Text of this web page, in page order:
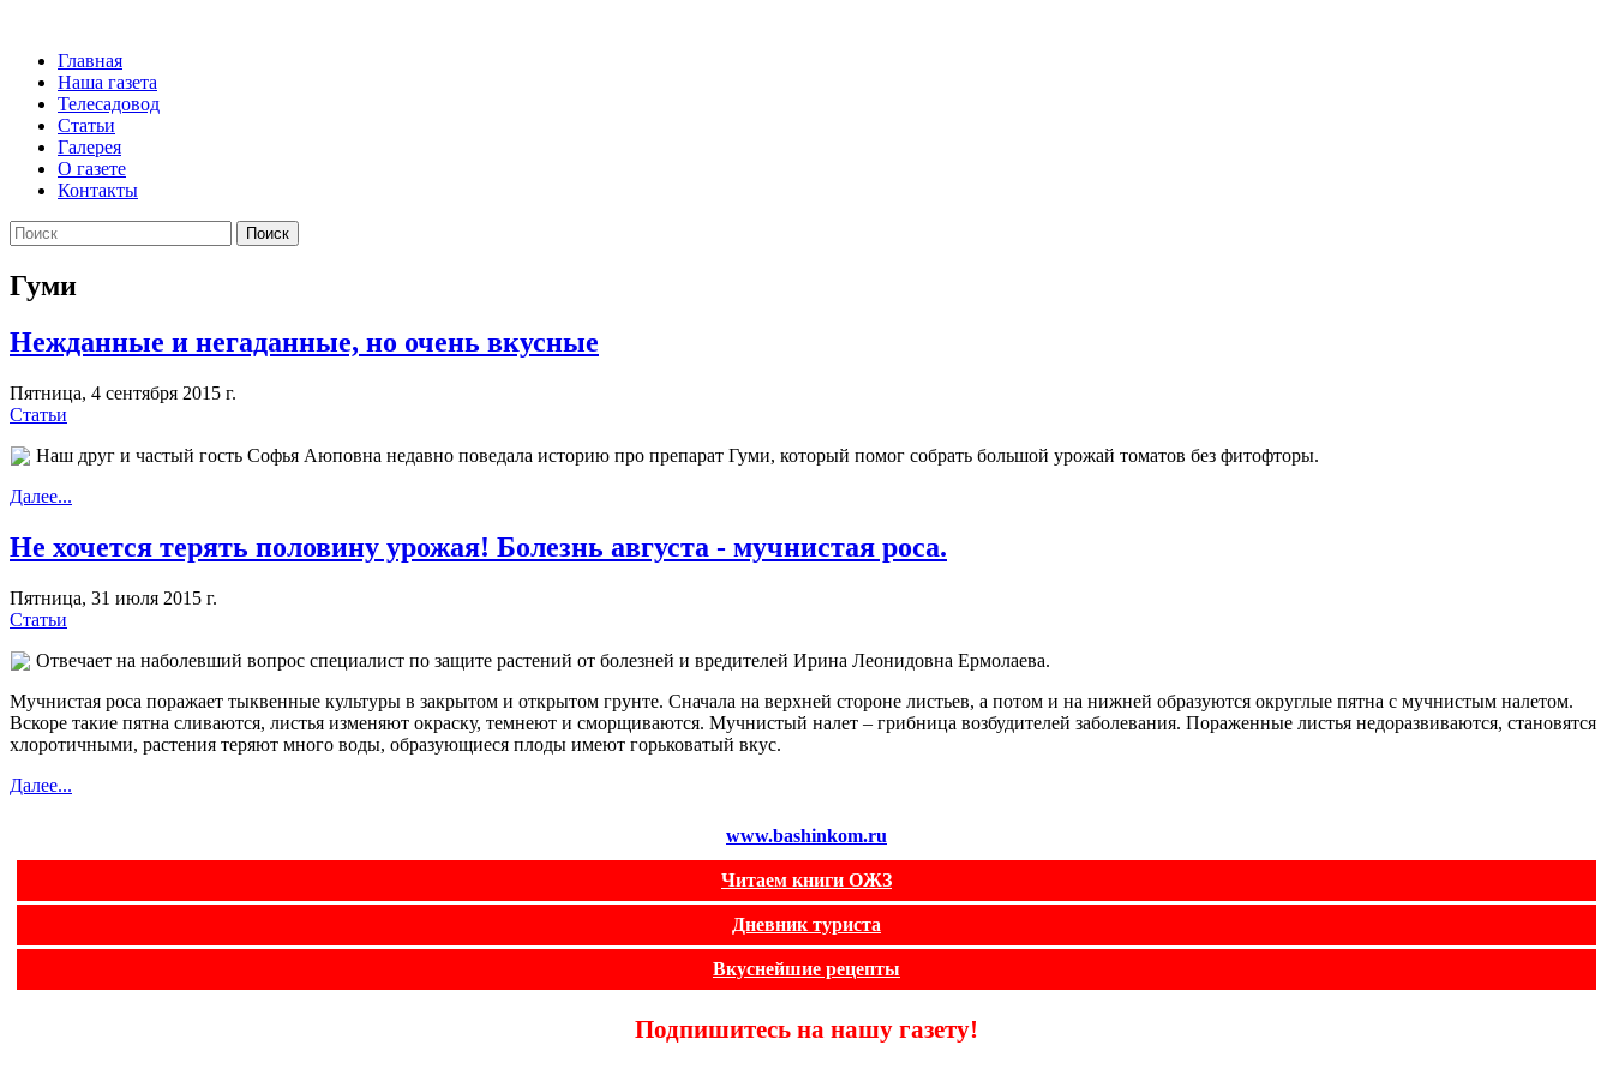
Главная
Наша газета
Телесадовод
Статьи
Галерея
О газете
Контакты
Поиск
Гуми
Нежданные и негаданные, но очень вкусные
Пятница, 4 сентября 2015 г.
Статьи
Наш друг и частый гость Софья Аюповна недавно поведала историю про препарат Гуми, который помог собрать большой урожай томатов без фитофторы.
Далее...
Не хочется терять половину урожая! Болезнь августа - мучнистая роса.
Пятница, 31 июля 2015 г.
Статьи
Отвечает на наболевший вопрос специалист по защите растений от болезней и вредителей Ирина Леонидовна Ермолаева.
Мучнистая роса поражает тыквенные культуры в закрытом и открытом грунте. Сначала на верхней стороне листьев, а потом и на нижней образуются округлые пятна с мучнистым налетом.
Вскоре такие пятна сливаются, листья изменяют окраску, темнеют и сморщиваются. Мучнистый налет – грибница возбудителей заболевания. Пораженные листья недоразвиваются, становятся
хлоротичными, растения теряют много воды, образующиеся плоды имеют горьковатый вкус.
Далее...
www.bashinkom.ru
Читаем книги ОЖЗ
Дневник туриста
Вкуснейшие рецепты
Подпишитесь на нашу газету!